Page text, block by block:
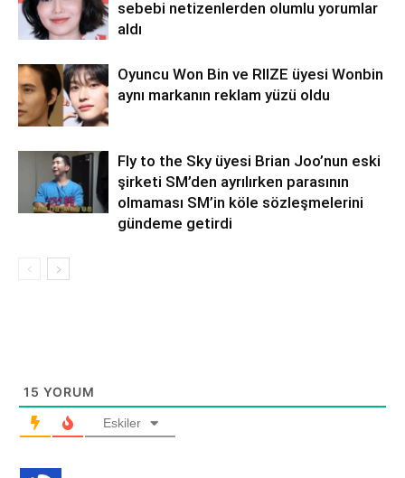
sebebi netizenlerden olumlu yorumlar
aldı
Oyuncu Won Bin ve RIIZE üyesi Wonbin
aynı markanın reklam yüzü oldu
Fly to the Sky üyesi Brian Joo’nun eski
şirketi SM’den ayrılırken parasının
olmaması SM’in köle sözleşmelerini
gündeme getirdi
15 YORUM
Eskiler